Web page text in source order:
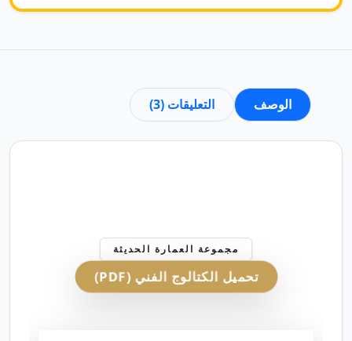
الوصف التعليقات (3)
مجموعة العمارة الحديثة
تحميل الكتالوج الفني (PDF)